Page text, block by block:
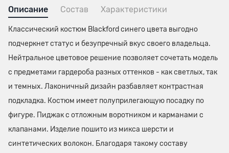
Описание Состав Характеристики
Классический костюм Blackford синего цвета выгодно
подчеркнет статус и безупречный вкус своего владельца.
Нейтральное цветовое решение позволяет сочетать модель
с предметами гардероба разных оттенков - как светлых, так
и темных. Лаконичный дизайн разбавляет контрастная
подкладка. Костюм имеет полуприлегающую посадку по
фигуре. Пиджак с отложным воротником и карманами с
клапанами. Изделие пошито из микса шерсти и
синтетических волокон. Благодаря такому составу